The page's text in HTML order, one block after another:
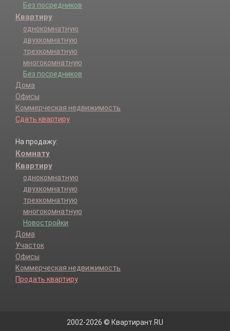
Без посредников
Квартиру
однокомнатную
двухкомнатную
трехкомнатную
многокомнатную
Без посредников
Дома
Офисы
Коммерческая недвижимость
Сдать квартиру
На продажу:
Комнату
Квартиру
однокомнатную
двухкомнатную
трехкомнатную
многокомнатную
Новостройки
Дома
Участок
Офисы
Коммерческая недвижимость
Продать квартиру
2002-2026 © Квартирант.RU